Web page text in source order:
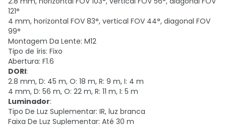
121°
4 mm, horizontal FOV 83°, vertical FOV 44°, diagonal FOV
99°
Montagem Da Lente: M12
Tipo de íris: Fixo
Abertura: F1.6
DORI:
2.8 mm, D: 45 m, O: 18 m, R: 9 m, I: 4 m
4 mm, D: 56 m, O: 22 m, R: 11 m, I: 5 m
Luminador:
Tipo De Luz Suplementar: IR, luz branca
Faixa De Luz Suplementar: Até 30 m